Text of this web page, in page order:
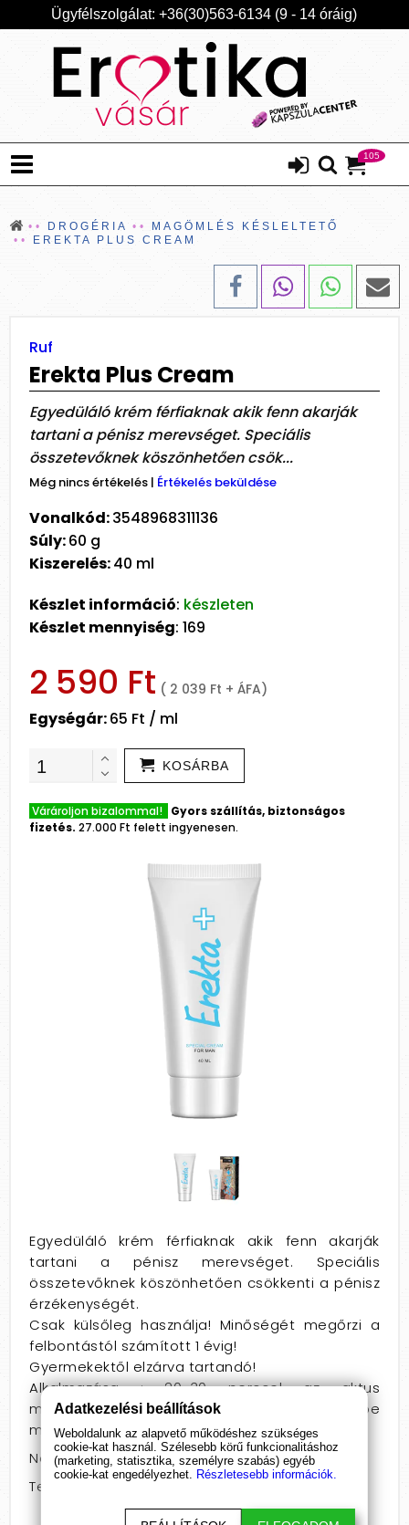
Ügyfélszolgálat: +36(30)563-6134 (9 - 14 óráig)
105
DROGÉRIA
MAGÖMLÉS KÉSLELTETŐ
EREKTA PLUS CREAM
Ruf
Erekta Plus Cream
Egyedüláló krém férfiaknak akik fenn akarják
tartani a pénisz merevséget. Speciális
összetevőknek köszönhetően csök...
Még nincs értékelés | Értékelés beküldése
Vonalkód:3548968311136
Súly:60 g
Kiszerelés:40 ml
Készlet információ: készleten
Készlet mennyiség: 169
2 590 Ft ( 2 039 Ft + ÁFA)
Egységár:65 Ft / ml
KOSÁRBA
Várároljon bizalommal! Gyors szállítás, biztonságos
fizetés. 27.000 Ft felett ingyenesen.
Egyedüláló krém férfiaknak akik fenn akarják
tartani a pénisz merevséget. Speciális
összetevőknek köszönhetően csökkenti a pénisz
érzékenységét.
Csak külsőleg használja! Minőségét megőrzi a
felbontástól számított 1 évig!
Gyermekektől elzárva tartandó!
Alkalmazása : 20-30 perccel az aktus
megkezdése előtt kevés krémet a péniszbe
masszírozni, és az aktus előtt leöblíteni.
Nem: férfiaknak
Termékcsoport: krém
Adatkezelési beállítások
Weboldalunk az alapvető működéshez szükséges
cookie-kat használ. Szélesebb körű funkcionalitáshoz
(marketing, statisztika, személyre szabás) egyéb
cookie-kat engedélyezhet. Részletesebb információk.